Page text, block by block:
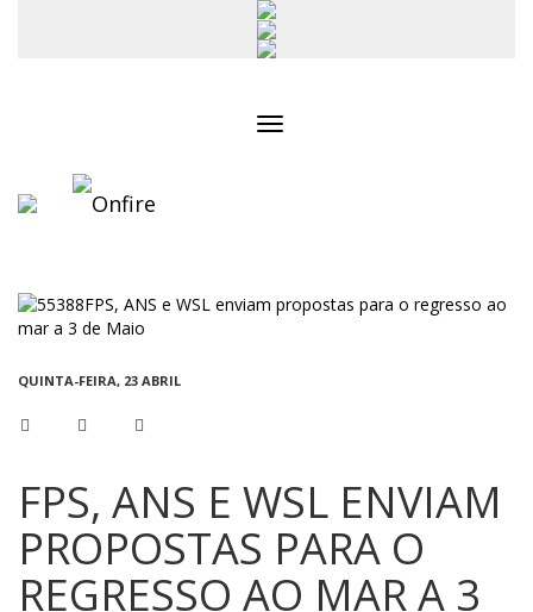
QUINTA-FEIRA, 23 ABRIL
FPS, ANS E WSL ENVIAM
PROPOSTAS PARA O
REGRESSO AO MAR A 3